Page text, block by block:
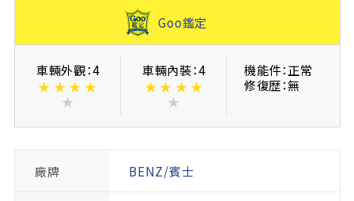
Goo鑑定
車輛外觀：4
★ ★ ★ ★
★
車輛內裝：4
★ ★ ★ ★
★
機能件：正常
修復歴：無
廠牌 BENZ/賓士